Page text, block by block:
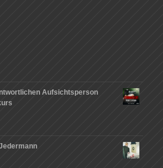
Aufsichtsperson